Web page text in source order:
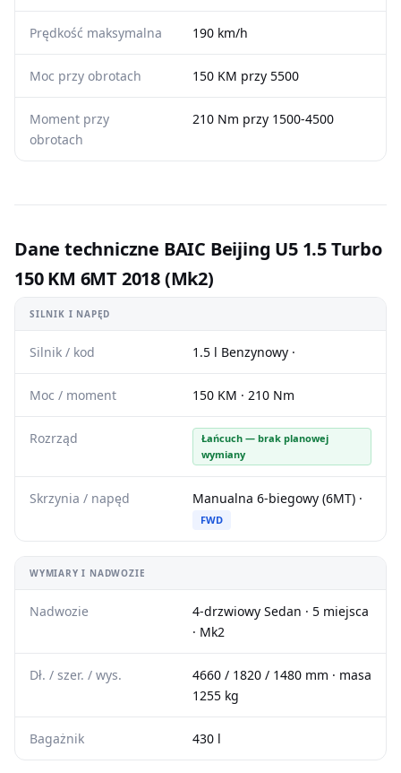
Prędkość maksymalna 190 km/h
Moc przy obrotach 150 KM przy 5500
Moment przy
obrotach
210 Nm przy 1500-4500
Dane techniczne BAIC Beijing U5 1.5 Turbo
150 KM 6MT 2018 (Mk2)
SILNIK I NAPĘD
Silnik / kod 1.5 l Benzynowy ·
Moc / moment 150 KM · 210 Nm
Rozrząd
Łańcuch — brak planowej
wymiany
Skrzynia / napęd Manualna 6-biegowy (6MT) ·
FWD
WYMIARY I NADWOZIE
Nadwozie
4-drzwiowy Sedan · 5 miejsca
· Mk2
Dł. / szer. / wys.
4660 / 1820 / 1480 mm · masa
1255 kg
Bagażnik 430 l